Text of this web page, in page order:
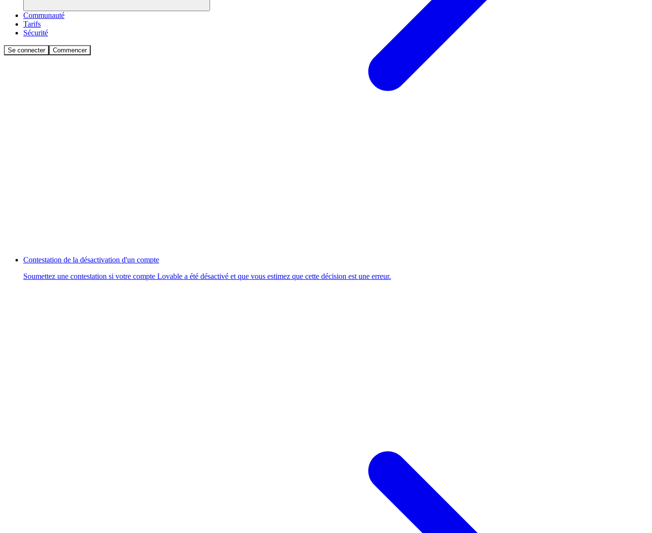
Communauté
Tarifs
Sécurité
Se connecter Commencer
Contestation de la désactivation d'un compte
Soumettez une contestation si votre compte Lovable a été désactivé et que vous estimez que cette décision est une erreur.